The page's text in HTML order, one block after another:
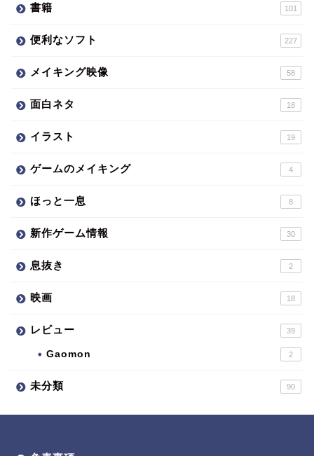
書籍 101
便利なソフト 227
メイキング映像 58
面白ネタ 18
イラスト 19
ゲームのメイキング 4
ほっと一息 8
新作ゲーム情報 30
息抜き 2
映画 18
レビュー 39
Gaomon 2
未分類 90